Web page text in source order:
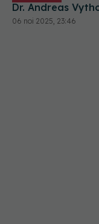
06 noi 2025, 23:46